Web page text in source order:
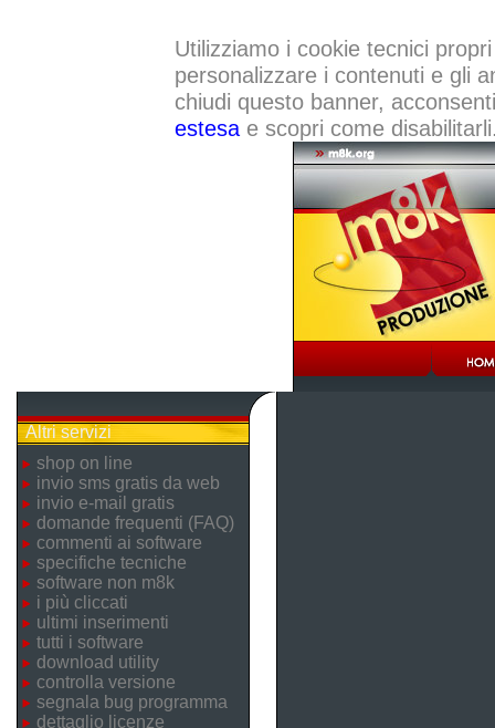
Utilizziamo i cookie tecnici
personalizzare i contenuti e gli
chiudi questo banner,
estesae scopri come
Altri servizi
shop on line
invio sms gratis da web
invio e-mail gratis
domande frequenti (FAQ)
commenti ai software
specifiche tecniche
software non m8k
i più cliccati
ultimi inserimenti
tutti i software
download utility
controlla versione
segnala bug programma
dettaglio licenze